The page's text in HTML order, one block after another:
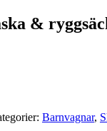
&
Barnvagnar,